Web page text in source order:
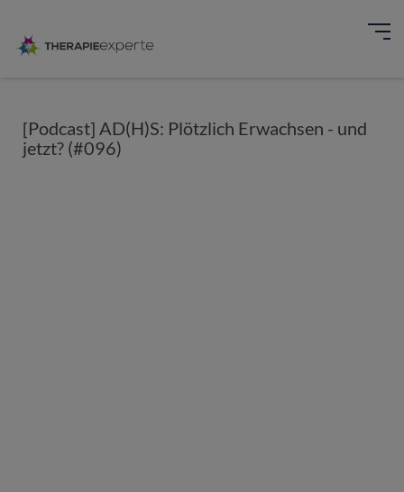
[Podcast] AD(H)S: Plötzlich Erwachsen - und
jetzt? (#096)